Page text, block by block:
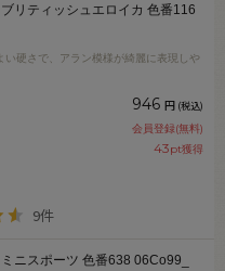
リティッシュエロイカ 色番116
い硬さで、アラン模様が綺麗に表現しや
946 円 (税込)
会員登録(無料)
43pt獲得
9件
ニスポーツ 色番638 06Co99_